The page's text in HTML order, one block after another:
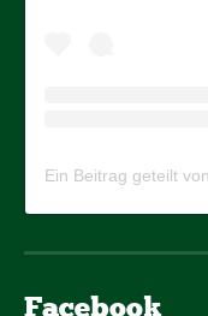
Facebook